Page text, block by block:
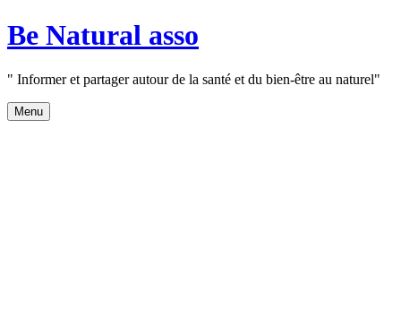
Aller
au
Be Natural asso
" Informer et partager autour de la santé et du bien-être au naturel"
Menu